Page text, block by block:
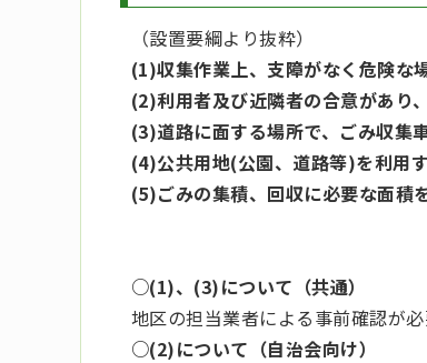
（設置要綱より抜粋）
(1)収集作業上、支障がなく危険な
(2)利用者及び近隣者の合意があり
(3)道路に面する場所で、ごみ収集
(4)公共用地(公園、道路等)を利用
(5)ごみの集積、回収に必要な面積
○(1)、(3)について（共通）
地区の担当業者による事前確認が
○(2)について（自治会向け）